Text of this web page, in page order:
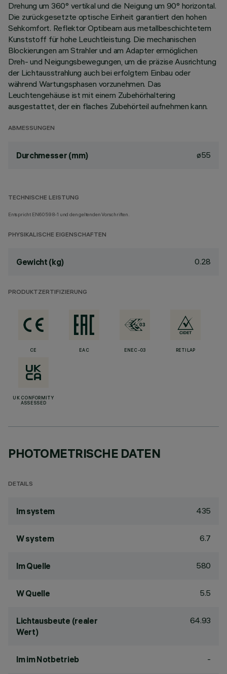
Drehung um 360° vertikal und die Neigung um 90° horizontal.
Die zurückgesetzte optische Einheit garantiert den hohen
Sehkomfort. Reflektor Optibeam aus metallbeschichtetem
Kunststoff für hohe Leuchtleistung. Die mechanischen
Blockierungen am Strahler und am Adapter ermöglichen
Dreh- und Neigungsbewegungen, um die präzise Ausrichtung
der Lichtausstrahlung auch bei erfolgtem Einbau oder
während Wartungsphasen vorzunehmen. Das
Leuchtengehäuse ist mit einem Zubehörhaltering
ausgestattet, der ein flaches Zubehörteil aufnehmen kann.
ABMESSUNGEN
Durchmesser (mm) ø55
TECHNISCHE LEISTUNG
Entspricht EN60598-1 und den geltenden Vorschriften.
PHYSIKALISCHE EIGENSCHAFTEN
Gewicht (kg) 0.28
PRODUKTZERTIFIZIERUNG
CE EAC ENEC-03 RETILAP
UK CONFORMITY
ASSESSED
PHOTOMETRISCHE DATEN
DETAILS
lm system 435
W system 6.7
lm Quelle 580
W Quelle 5.5
Lichtausbeute (realer
Wert)
64.93
lm im Notbetrieb -